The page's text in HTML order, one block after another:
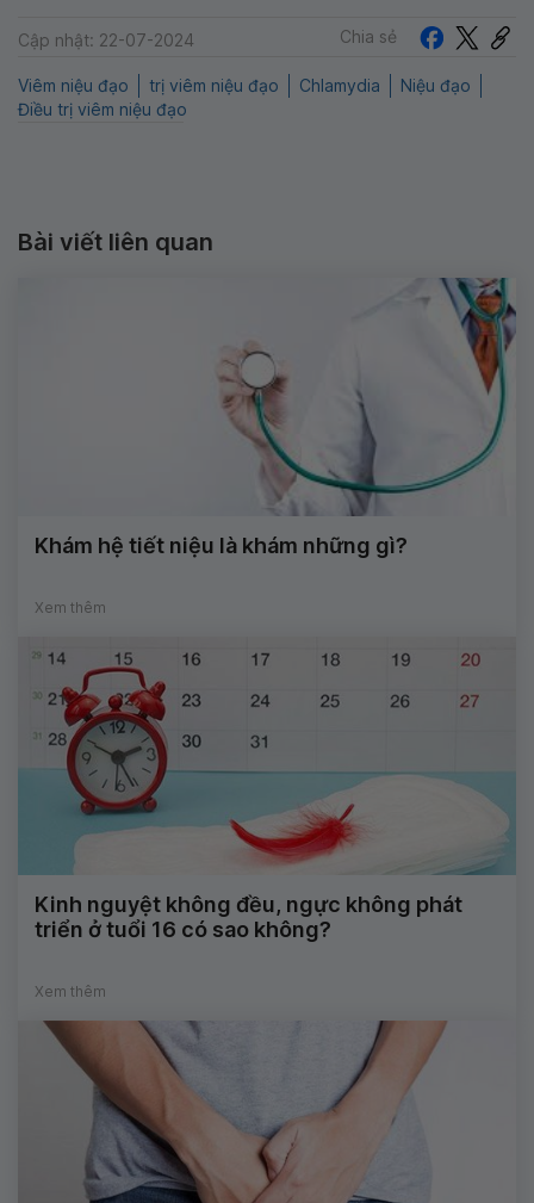
Cập nhật: 22-07-2024 Chia sẻ
Viêm niệu đạo trị viêm niệu đạo Chlamydia
Niệu đạo
Điều trị viêm niệu đạo
Bài viết liên quan
Khám hệ tiết niệu là khám những gì?
Xem thêm
Kinh nguyệt không đều, ngực không phát
triển ở tuổi 16 có sao không?
Xem thêm